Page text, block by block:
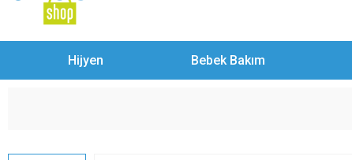
Hijyen Bebek Bakım